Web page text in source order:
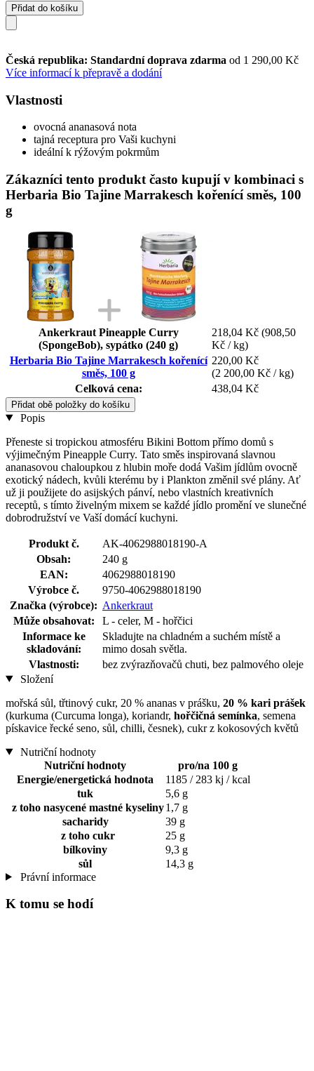
Přidat do košíku
Česká republika: Standardní doprava zdarma od 1 290,00 Kč
Více informací k přepravě a dodání
Vlastnosti
ovocná ananasová nota
tajná receptura pro Vaši kuchyni
ideální k rýžovým pokrmům
Zákazníci tento produkt často kupují v kombinaci s
Herbaria Bio Tajine Marrakesch kořenící směs, 100
g
Ankerkraut Pineapple Curry
(SpongeBob), sypátko (240 g)
218,04 Kč (908,50
Kč / kg)
Herbaria Bio Tajine Marrakesch kořenící
směs, 100 g
220,00 Kč
(2 200,00 Kč / kg)
Celková cena:
438,04 Kč
Přidat obě položky do košíku
Popis
Přeneste si tropickou atmosféru Bikini Bottom přímo domů s
výjimečným Pineapple Curry. Tato směs inspirovaná slavnou
ananasovou chaloupkou z hlubin moře dodá Vašim jídlům ovocně
exotický nádech, kvůli kterému by i Plankton změnil své plány. Ať
už ji použijete do asijských pánví, nebo vlastních kreativních
receptů, s tímto živelným mixem se každé jídlo promění ve slunečné
dobrodružství ve Vaší domácí kuchyni.
Produkt č.
AK-4062988018190-A
Obsah:
240 g
EAN:
4062988018190
Výrobce č.
9750-4062988018190
Značka (výrobce): Ankerkraut
Může obsahovat:
L - celer, M - hořčici
Informace ke
skladování:
Skladujte na chladném a suchém místě a
mimo dosah světla.
Vlastnosti:
bez zvýrazňovačů chuti, bez palmového oleje
Složení
mořská sůl, třtinový cukr, 20 % ananas v prášku, 20 % kari prášek
(kurkuma (Curcuma longa), koriandr, hořčičná semínka, semena
pískavice řecké seno, sůl, chilli, česnek), cukr z kokosových květů
Nutriční hodnoty
Nutriční hodnoty
pro/na 100 g
Energie/energetická hodnota
1185 / 283 kj / kcal
tuk
5,6 g
z toho nasycené mastné kyseliny1,7 g
sacharidy
39 g
z toho cukr
25 g
bílkoviny
9,3 g
sůl
14,3 g
Právní informace
K tomu se hodí